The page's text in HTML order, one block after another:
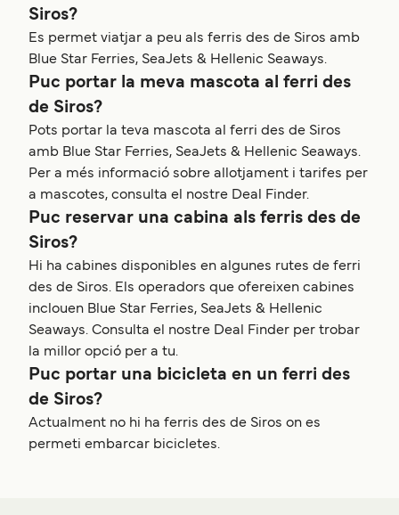
Siros?
Es permet viatjar a peu als ferris des de Siros amb
Blue Star Ferries, SeaJets & Hellenic Seaways.
Puc portar la meva mascota al ferri des
de Siros?
Pots portar la teva mascota al ferri des de Siros
amb Blue Star Ferries, SeaJets & Hellenic Seaways.
Per a més informació sobre allotjament i tarifes per
a mascotes, consulta el nostre Deal Finder.
Puc reservar una cabina als ferris des de
Siros?
Hi ha cabines disponibles en algunes rutes de ferri
des de Siros. Els operadors que ofereixen cabines
inclouen Blue Star Ferries, SeaJets & Hellenic
Seaways. Consulta el nostre Deal Finder per trobar
la millor opció per a tu.
Puc portar una bicicleta en un ferri des
de Siros?
Actualment no hi ha ferris des de Siros on es
permeti embarcar bicicletes.